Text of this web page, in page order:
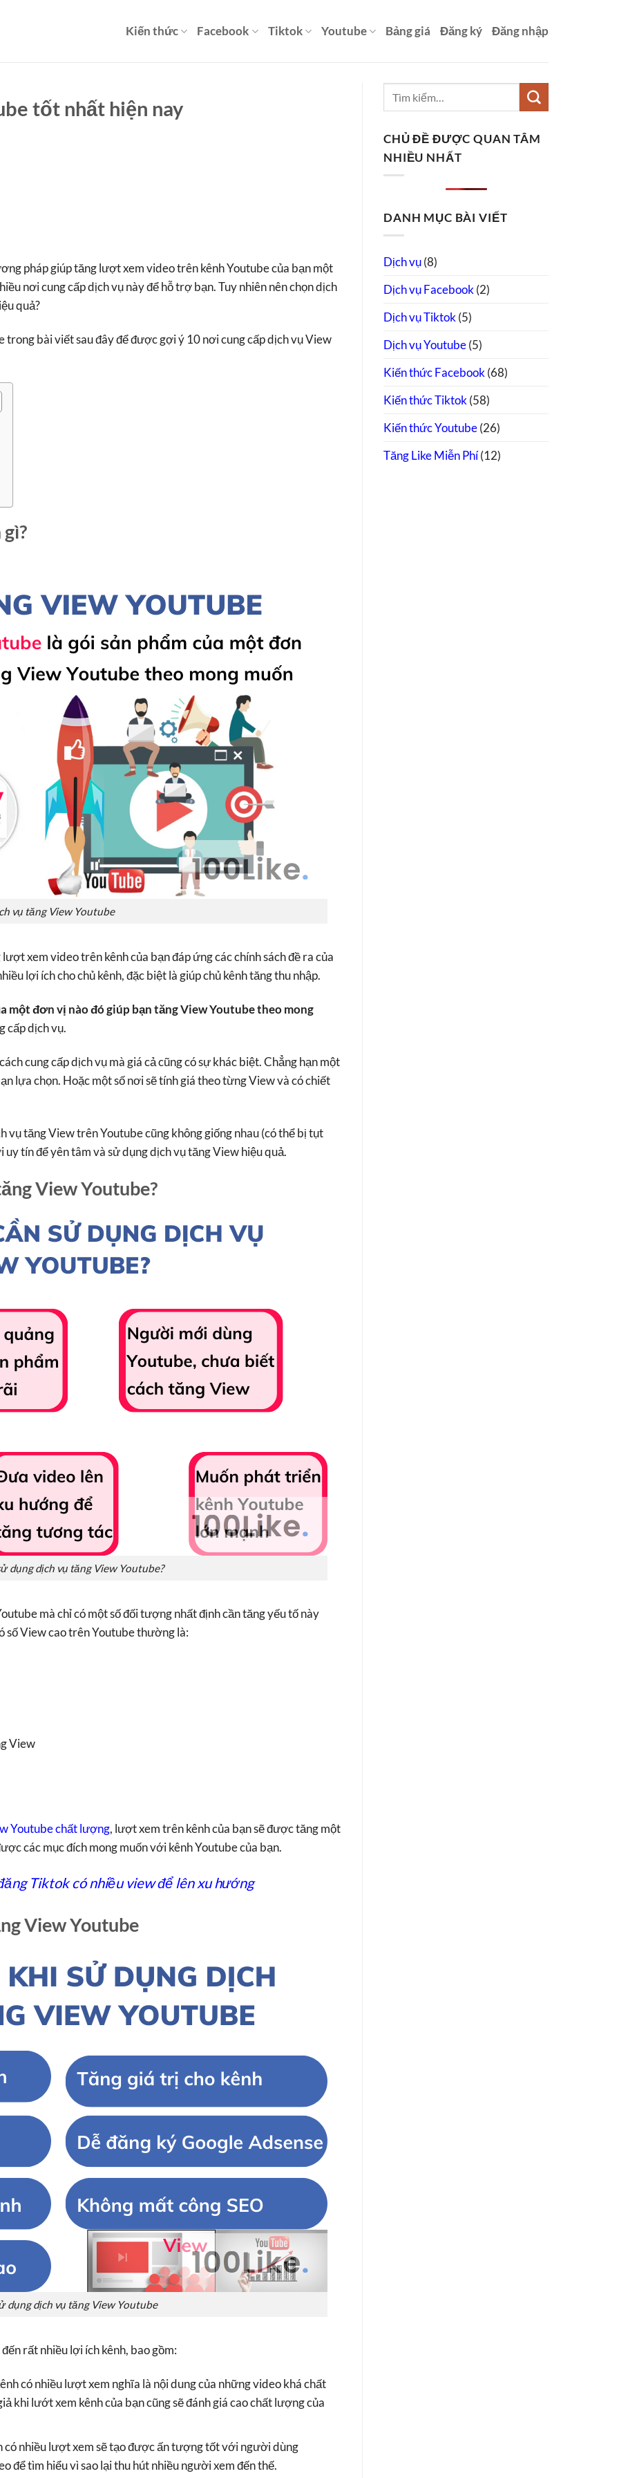
Kiến thức Facebook Tiktok Youtube Bảng giá Đăng ký Đăng nhập
tốt nhất hiện nay
pháp giúp tăng lượt xem video trên kênh Youtube của bạn một
nơi cung cấp dịch vụ này để hỗ trợ bạn. Tuy nhiên nên chọn dịch
quả?
trong bài viết sau đây để được gợi ý 10 nơi cung cấp dịch vụ View
vụ tăng View Youtube
xem video trên kênh của bạn đáp ứng các chính sách đề ra của
lợi ích cho chủ kênh, đặc biệt là giúp chủ kênh tăng thu nhập.
một đơn vị nào đó giúp bạn tăng View Youtube theo mong
cấp dịch vụ.
cung cấp dịch vụ mà giá cả cũng có sự khác biệt. Chẳng hạn một
lựa chọn. Hoặc một số nơi sẽ tính giá theo từng View và có chiết
vụ tăng View trên Youtube cũng không giống nhau (có thể bị tụt
tín để yên tâm và sử dụng dịch vụ tăng View hiệu quả.
View Youtube?
dụng dịch vụ tăng View Youtube?
mà chỉ có một số đối tượng nhất định cần tăng yếu tố này
View cao trên Youtube thường là:
View
Youtube chất lượng, lượt xem trên kênh của bạn sẽ được tăng một
các mục đích mong muốn với kênh Youtube của bạn.
Tiktok có nhiều view để lên xu hướng
View Youtube
dụng dịch vụ tăng View Youtube
rất nhiều lợi ích kênh, bao gồm:
có nhiều lượt xem nghĩa là nội dung của những video khá chất
khi lướt xem kênh của bạn cũng sẽ đánh giá cao chất lượng của
có nhiều lượt xem sẽ tạo được ấn tượng tốt với người dùng
để tìm hiểu vì sao lại thu hút nhiều người xem đến thế.
CHỦ ĐỀ ĐƯỢC QUAN TÂM
NHIỀU NHẤT
DANH MỤC BÀI VIẾT
Dịch vụ(8)
Dịch vụ Facebook(2)
Dịch vụ Tiktok(5)
Dịch vụ Youtube(5)
Kiến thức Facebook(68)
Kiến thức Tiktok(58)
Kiến thức Youtube(26)
Tăng Like Miễn Phí(12)